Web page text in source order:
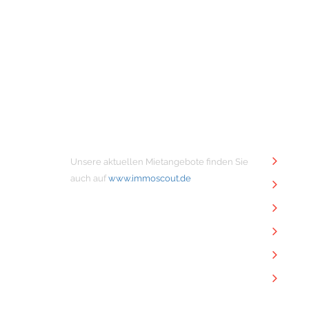
Unsere aktuellen Mietangebote finden Sie
auch auf www.immoscout.de